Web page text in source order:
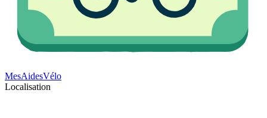
MesAidesVélo
Localisation